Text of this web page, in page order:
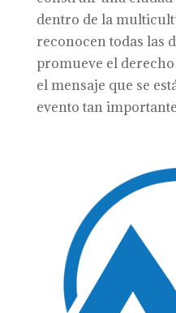
dentro de la
reconocen todas las
promueve el derecho
el mensaje que se
evento tan